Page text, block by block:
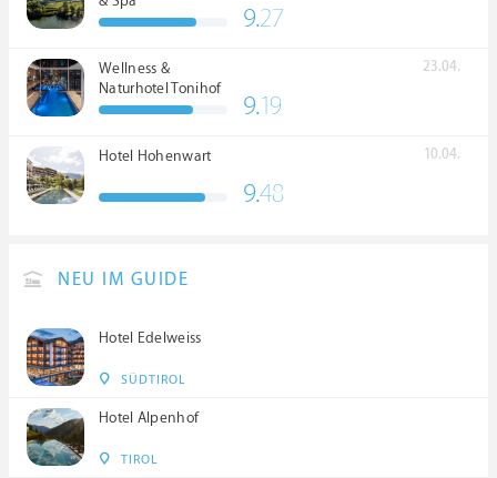
9.27
Wellness &
Naturhotel Tonihof
****S
23.04.
9.19
Hotel Hohenwart 10.04.
9.48
NEU IM GUIDE
Hotel Edelweiss
SÜDTIROL
Hotel Alpenhof
TIROL